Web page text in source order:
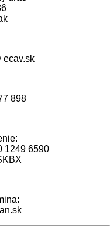
ecav.sk
898
1249 6590